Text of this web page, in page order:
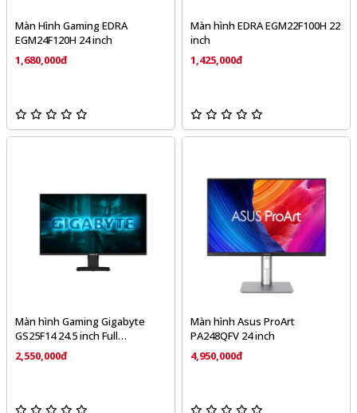
Màn Hình Gaming EDRA
EGM24F120H 24 inch
1,680,000đ
Màn hình EDRA EGM22F100H 22
inch
1,425,000đ
Màn hình Gaming Gigabyte
GS25F14 24.5 inch Full
HD/IPS/144Hz
2,550,000đ
Màn hình Asus ProArt
PA248QFV 24 inch
4,950,000đ